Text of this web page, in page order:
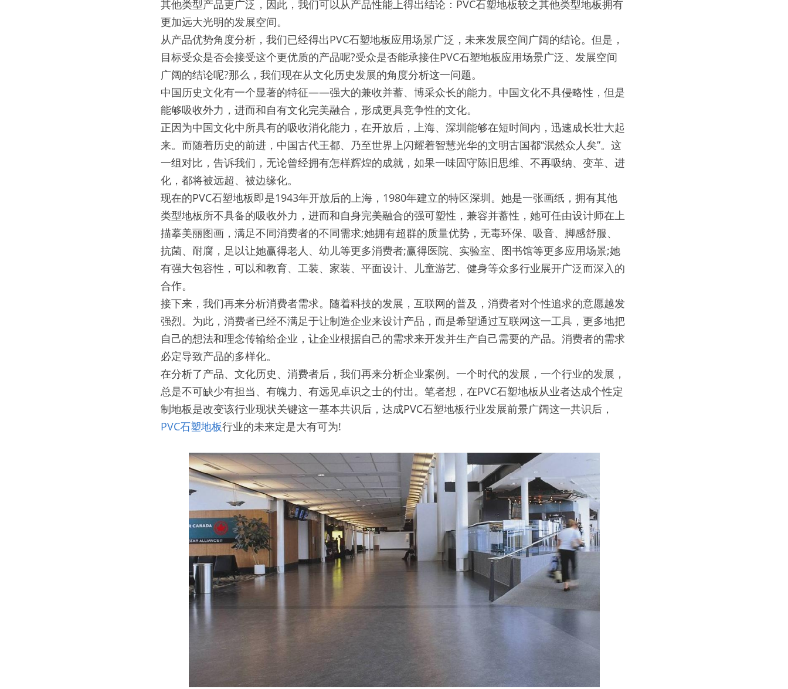
其他类型产品更广泛，因此，我们可以从产品性能上得出结论：PVC石塑地板较之其他类型地板拥有
更加远大光明的发展空间。
从产品优势角度分析，我们已经得出PVC石塑地板应用场景广泛，未来发展空间广阔的结论。但是，
目标受众是否会接受这个更优质的产品呢?受众是否能承接住PVC石塑地板应用场景广泛、发展空间
广阔的结论呢?那么，我们现在从文化历史发展的角度分析这一问题。
中国历史文化有一个显著的特征——强大的兼收并蓄、博采众长的能力。中国文化不具侵略性，但是
能够吸收外力，进而和自有文化完美融合，形成更具竞争性的文化。
正因为中国文化中所具有的吸收消化能力，在开放后，上海、深圳能够在短时间内，迅速成长壮大起
来。而随着历史的前进，中国古代王都、乃至世界上闪耀着智慧光华的文明古国都“泯然众人矣”。这
一组对比，告诉我们，无论曾经拥有怎样辉煌的成就，如果一味固守陈旧思维、不再吸纳、变革、进
化，都将被远超、被边缘化。
现在的PVC石塑地板即是1943年开放后的上海，1980年建立的特区深圳。她是一张画纸，拥有其他
类型地板所不具备的吸收外力，进而和自身完美融合的强可塑性，兼容并蓄性，她可任由设计师在上
描摹美丽图画，满足不同消费者的不同需求;她拥有超群的质量优势，无毒环保、吸音、脚感舒服、
抗菌、耐腐，足以让她赢得老人、幼儿等更多消费者;赢得医院、实验室、图书馆等更多应用场景;她
有强大包容性，可以和教育、工装、家装、平面设计、儿童游艺、健身等众多行业展开广泛而深入的
合作。
接下来，我们再来分析消费者需求。随着科技的发展，互联网的普及，消费者对个性追求的意愿越发
强烈。为此，消费者已经不满足于让制造企业来设计产品，而是希望通过互联网这一工具，更多地把
自己的想法和理念传输给企业，让企业根据自己的需求来开发并生产自己需要的产品。消费者的需求
必定导致产品的多样化。
在分析了产品、文化历史、消费者后，我们再来分析企业案例。一个时代的发展，一个行业的发展，
总是不可缺少有担当、有魄力、有远见卓识之士的付出。笔者想，在PVC石塑地板从业者达成个性定
制地板是改变该行业现状关键这一基本共识后，达成PVC石塑地板行业发展前景广阔这一共识后，
PVC石塑地板行业的未来定是大有可为!